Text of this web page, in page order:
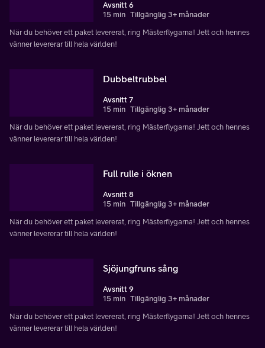
Avsnitt 6
15 min Tillgänglig 3+ månader
När du behöver ett paket levererat, ring Mästerflygarna! Jett och hennes
vänner levererar till hela världen!
Dubbeltrubbel
Avsnitt 7
15 min Tillgänglig 3+ månader
När du behöver ett paket levererat, ring Mästerflygarna! Jett och hennes
vänner levererar till hela världen!
Full rulle i öknen
Avsnitt 8
15 min Tillgänglig 3+ månader
När du behöver ett paket levererat, ring Mästerflygarna! Jett och hennes
vänner levererar till hela världen!
Sjöjungfruns sång
Avsnitt 9
15 min Tillgänglig 3+ månader
När du behöver ett paket levererat, ring Mästerflygarna! Jett och hennes
vänner levererar till hela världen!